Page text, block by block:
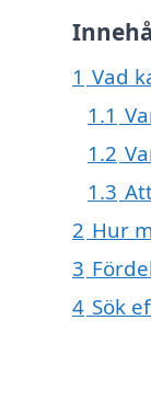
1 Vad
1.1
1.2
1.3
2 Hur
3
4 Sök